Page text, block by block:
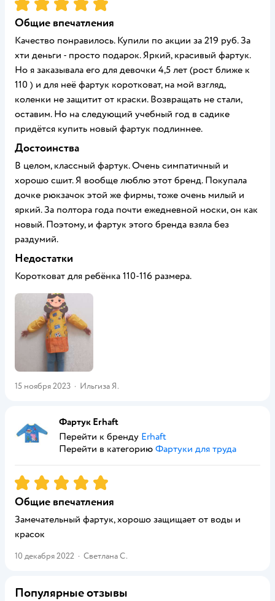
Общие впечатления
Качество понравилось. Купили по акции за 219 руб. За
хти деньги - просто подарок. Яркий, красивый фартук.
Но я заказывала его для девочки 4,5 лет (рост ближе к
110 ) и для неё фартук коротковат, на мой взгляд,
коленки не защитит от краски. Возвращать не стали,
оставим. Но на следующий учебный год в садике
придётся купить новый фартук подлиннее.
Достоинства
В целом, классный фартук. Очень симпатичный и
хорошо сшит. Я вообще люблю этот бренд. Покупала
дочке рюкзачок этой же фирмы, тоже очень милый и
яркий. За полтора года почти ежедневной носки, он как
новый. Поэтому, и фартук этого бренда взяла без
раздумий.
Недостатки
Коротковат для ребёнка 110-116 размера.
15 ноября 2023 · Ильгиза Я.
Фартук Erhaft
Перейти к бренду Erhaft
Перейти в категорию Фартуки для труда
Рейтинг:5
Общие впечатления
Замечательный фартук, хорошо защищает от воды и
красок
10 декабря 2022 · Светлана С.
Популярные отзывы